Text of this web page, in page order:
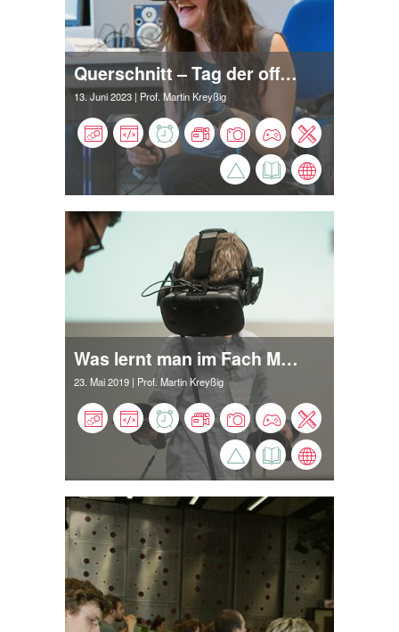
Querschnitt – Tag der offenen Tür an der Hochschule Harz
13. Juni 2023 | Prof. Martin Kreyßig
Was lernt man im Fach Medieninformatik? Welche Inhalte erwarten Absolventen im Master Medien- und Spielekonzeption?
23. Mai 2019 | Prof. Martin Kreyßig